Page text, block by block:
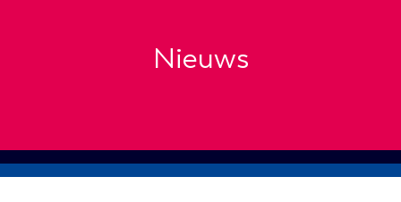
Nieuws